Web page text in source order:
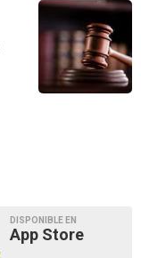
DISPONIBLE EN
App Store